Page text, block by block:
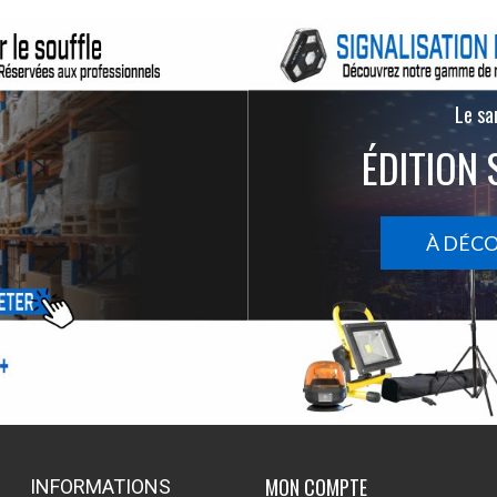
Le
ÉDITION
À
INFORMATIONS MON COMPTE